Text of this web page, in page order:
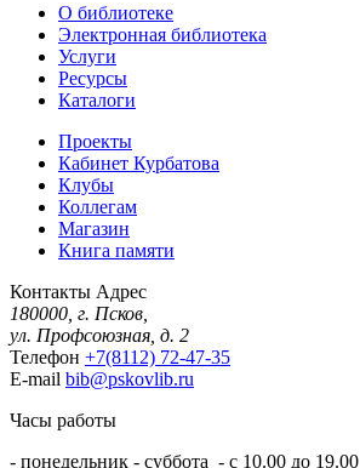
О библиотеке
Электронная библиотека
Услуги
Ресурсы
Каталоги
Проекты
Кабинет Курбатова
Клубы
Коллегам
Магазин
Книга памяти
Контакты Адрес
180000, г. Псков,
ул. Профсоюзная, д. 2
Телефон +7(8112) 72-47-35
E-mail bib@pskovlib.ru
Часы работы
- понедельник - суббота - с 10.00 до 19.00